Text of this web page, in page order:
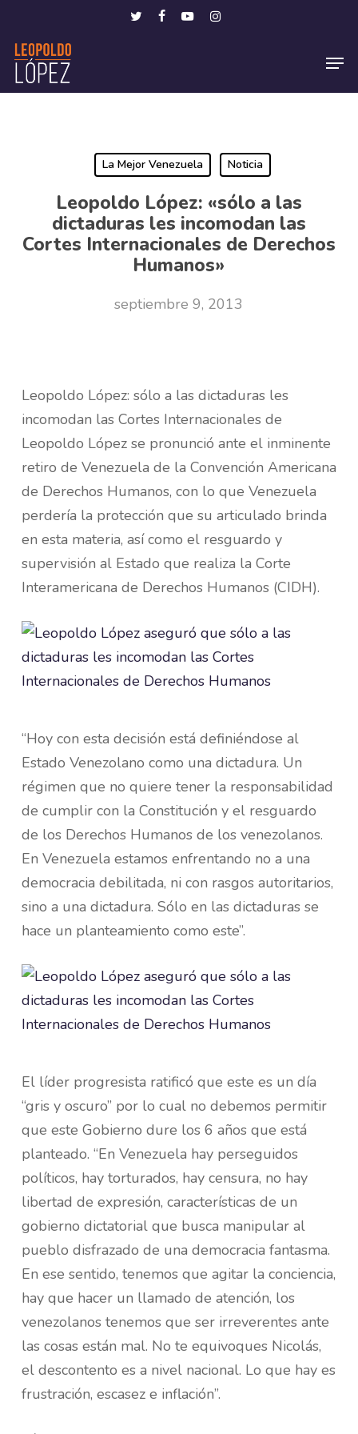
main
content
twitterfacebookyoutubeinstagram
La Mejor Venezuela Noticia
Leopoldo López: «sólo a las
dictaduras les incomodan las
Cortes Internacionales de Derechos
Humanos»
septiembre 9, 2013
Leopoldo López: sólo a las dictaduras les
incomodan las Cortes Internacionales de
Leopoldo López se pronunció ante el inminente
retiro de Venezuela de la Convención Americana
de Derechos Humanos, con lo que Venezuela
perdería la protección que su articulado brinda
en esta materia, así como el resguardo y
supervisión al Estado que realiza la Corte
Interamericana de Derechos Humanos (CIDH).
“Hoy con esta decisión está definiéndose al
Estado Venezolano como una dictadura. Un
régimen que no quiere tener la responsabilidad
de cumplir con la Constitución y el resguardo
de los Derechos Humanos de los venezolanos.
En Venezuela estamos enfrentando no a una
democracia debilitada, ni con rasgos autoritarios,
sino a una dictadura. Sólo en las dictaduras se
hace un planteamiento como este”.
El líder progresista ratificó que este es un día
“gris y oscuro” por lo cual no debemos permitir
que este Gobierno dure los 6 años que está
planteado. “En Venezuela hay perseguidos
políticos, hay torturados, hay censura, no hay
libertad de expresión, características de un
gobierno dictatorial que busca manipular al
pueblo disfrazado de una democracia fantasma.
En ese sentido, tenemos que agitar la conciencia,
hay que hacer un llamado de atención, los
venezolanos tenemos que ser irreverentes ante
las cosas están mal. No te equivoques Nicolás,
el descontento es a nivel nacional. Lo que hay es
frustración, escasez e inflación”.